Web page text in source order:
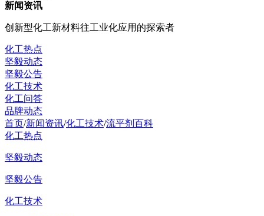
新闻资讯
创新型化工新材料往工业化应用的探索者
化工热点
坚毅动态
坚毅公告
化工技术
化工问答
品牌动态
首页/新闻资讯/化工技术/流平剂百科
化工热点
坚毅动态
坚毅公告
化工技术